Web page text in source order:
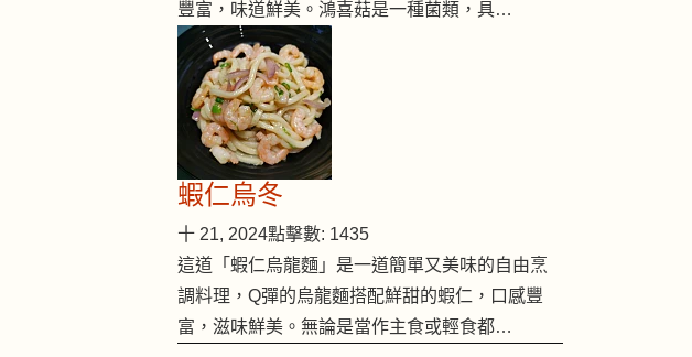
豐富，味道鮮美。鴻喜菇是一種菌類，具…
蝦仁烏冬
十 21, 2024點擊數: 1435
這道「蝦仁烏龍麵」是一道簡單又美味的自由烹
調料理，Q彈的烏龍麵搭配鮮甜的蝦仁，口感豐
富，滋味鮮美。無論是當作主食或輕食都…